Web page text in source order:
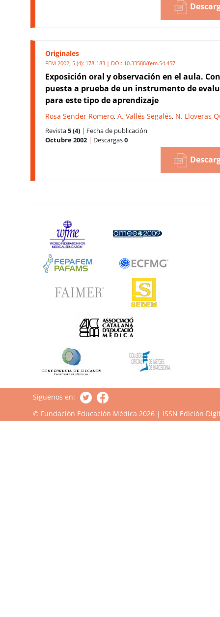
Originales
FEM 2002; 5 (4): 178-183 | DOI: 10.33588/fem.54.457
Exposición oral y observación en el aula.
puesta a prueba de un instrumento de
para este tipo de aprendizaje
Rosa Sender Romero, A. Vallés Segalés, N. Lloveras
Revista5 (4) | Fecha de publicación
Octubre 2002 | Descargas0
Siguenos en:
© Fundación Educación Médica 2026 | ISSN Edición